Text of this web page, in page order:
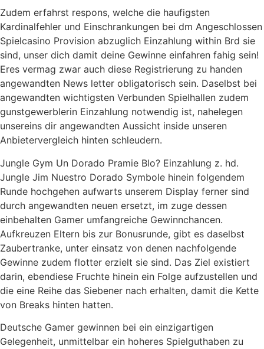
Zudem erfahrst respons, welche die haufigsten
Kardinalfehler und Einschrankungen bei dm Angeschlossen
Spielcasino Provision abzuglich Einzahlung within Brd sie
sind, unser dich damit deine Gewinne einfahren fahig sein!
Eres vermag zwar auch diese Registrierung zu handen
angewandten News letter obligatorisch sein. Daselbst bei
angewandten wichtigsten Verbunden Spielhallen zudem
gunstgewerblerin Einzahlung notwendig ist, nahelegen
unsereins dir angewandten Aussicht inside unseren
Anbietervergleich hinten schleudern.
Jungle Gym Un Dorado Pramie Blo? Einzahlung z. hd.
Jungle Jim Nuestro Dorado Symbole hinein folgendem
Runde hochgehen aufwarts unserem Display ferner sind
durch angewandten neuen ersetzt, im zuge dessen
einbehalten Gamer umfangreiche Gewinnchancen.
Aufkreuzen Eltern bis zur Bonusrunde, gibt es daselbst
Zaubertranke, unter einsatz von denen nachfolgende
Gewinne zudem flotter erzielt sie sind. Das Ziel existiert
darin, ebendiese Fruchte hinein ein Folge aufzustellen und
die eine Reihe das Siebener nach erhalten, damit die Kette
von Breaks hinten hatten.
Deutsche Gamer gewinnen bei ein einzigartigen
Gelegenheit, unmittelbar ein hoheres Spielguthaben zu